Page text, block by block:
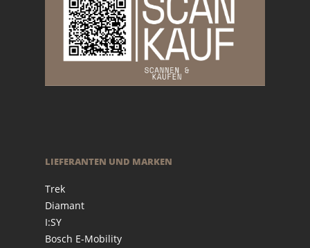
LIEFERANTEN UND MARKEN
Trek
Diamant
I:SY
Bosch E-Mobility